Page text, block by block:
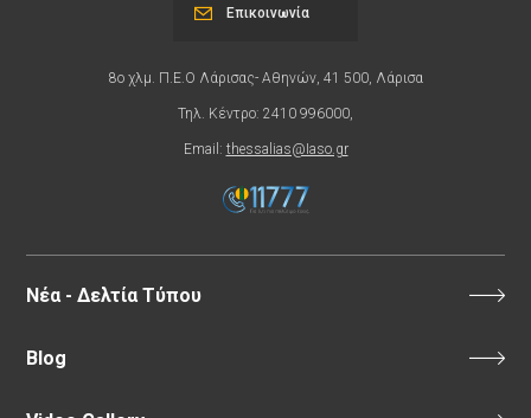
8ο χλμ. Π.Ε.Ο Λάρισας- Αθηνών, 41 500, Λάρισα
Τηλ. Κέντρο: 2410 996000,
Email: thessalias@Iaso.gr
Επικοινωνία
Νέα - Δελτία Τύπου
Blog